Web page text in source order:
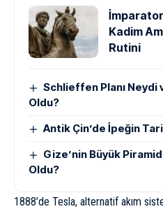
Kadim
Rutini
Schlieffen Planı Neydi
Oldu?
Antik Çin’de İpeğin
Gize’nin Büyük
Oldu?
1888’de Tesla, alternatif akım